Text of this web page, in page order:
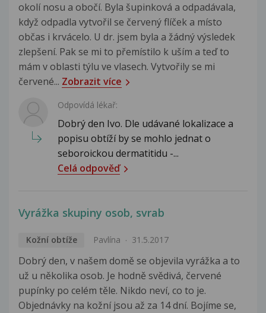
okolí nosu a obočí. Byla šupinková a odpadávala,
když odpadla vytvořil se červený flíček a místo
občas i krvácelo. U dr. jsem byla a žádný výsledek
zlepšení. Pak se mi to přemístilo k uším a teď to
mám v oblasti týlu ve vlasech. Vytvořily se mi
červené... Zobrazit více
Odpovídá lékař:
Dobrý den Ivo. Dle udávané lokalizace a
popisu obtíží by se mohlo jednat o
seboroickou dermatitidu -...
Celá odpověď
Vyrážka skupiny osob, svrab
Kožní obtíže Pavlína 31.5.2017
Dobrý den, v našem domě se objevila vyrážka a to
už u několika osob. Je hodně svědivá, červené
pupínky po celém těle. Nikdo neví, co to je.
Objednávky na kožní jsou až za 14 dní. Bojíme se,